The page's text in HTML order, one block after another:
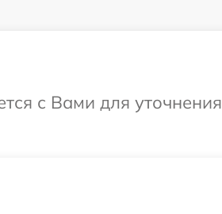
с Вами для уточнения